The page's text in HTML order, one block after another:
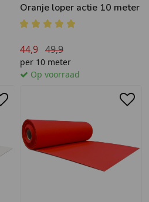
Oranje loper actie 10 meter
44,9 49,9
per 10 meter
Op voorraad